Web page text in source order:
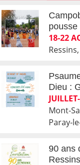
pousse
18-22
Dieu :
Mont-
Paray-
90 ans
Ressins